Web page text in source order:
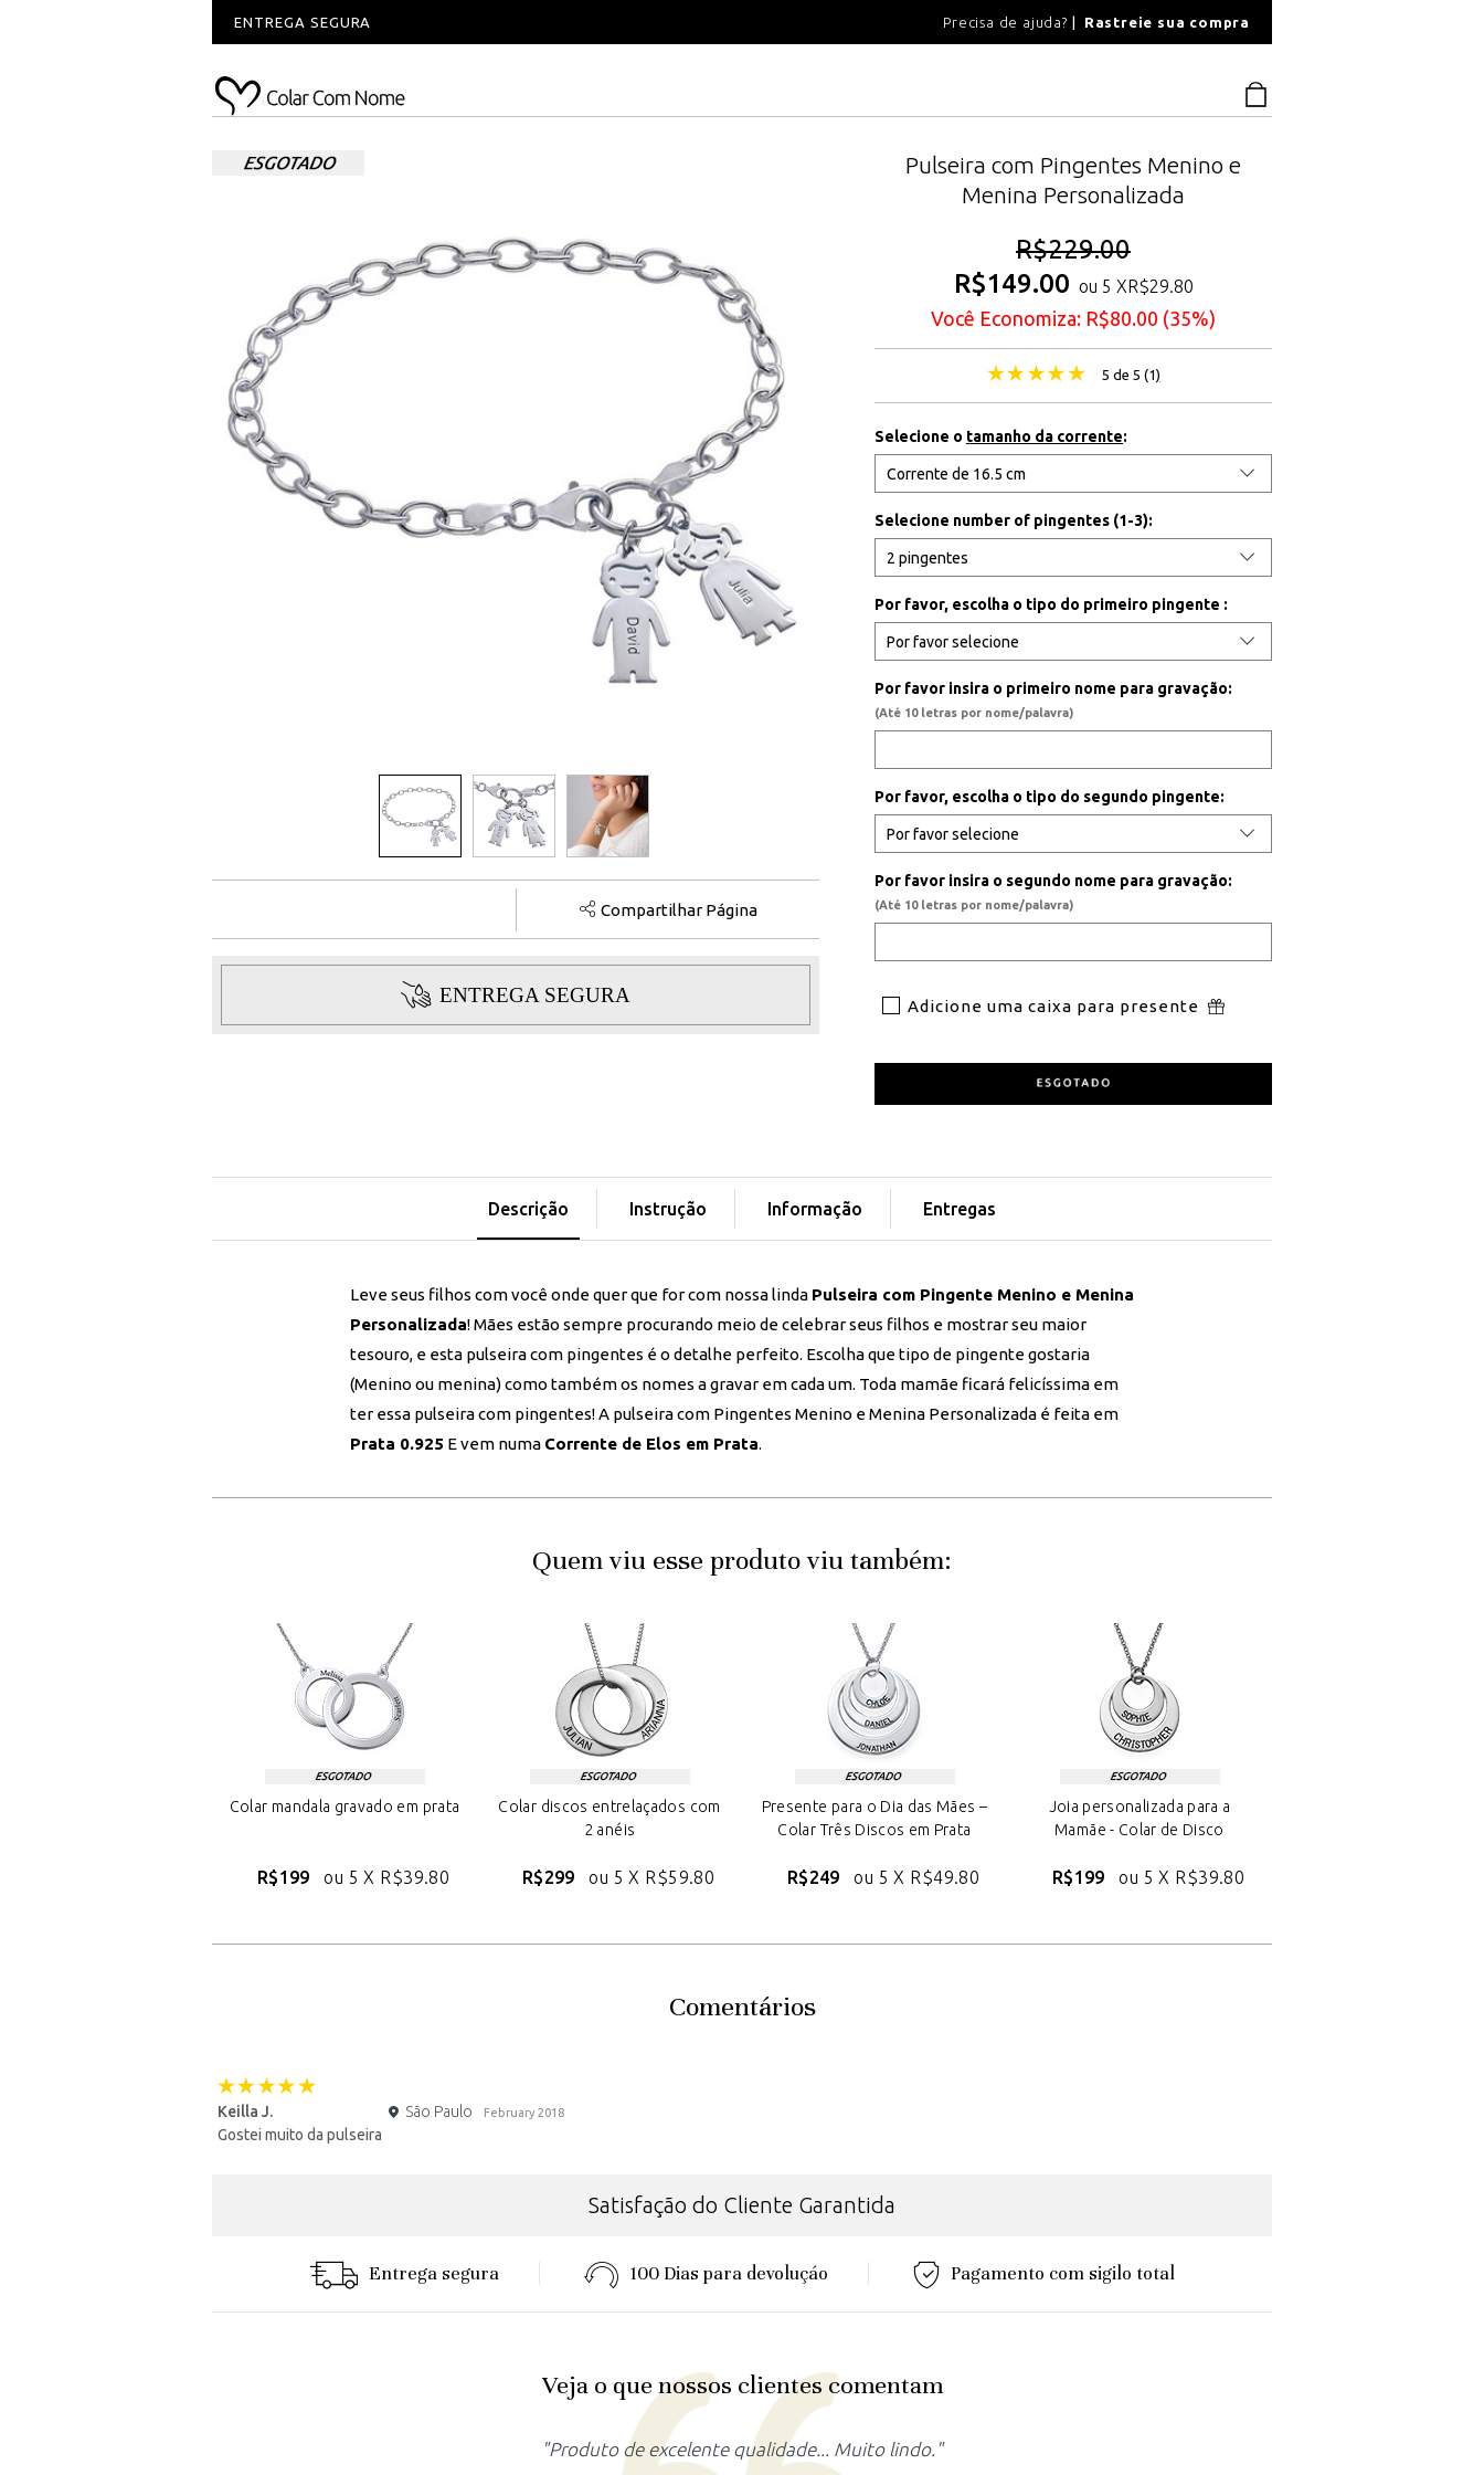
ENTREGA SEGURA 100 DIAS PARA DEVOLUÇÃOPrecisa de ajuda? Rastreie sua compra
Compartilhar Página
ENTREGA SEGURA
Pulseira com Pingentes Menino e
Menina Personalizada
R$229.00
R$149.00 ou 5 XR$29.80
Você Economiza: R$80.00 (35%)
5 de 5 (1)
Selecione o tamanho da corrente:
Selecione number of pingentes (1-3):
Por favor, escolha o tipo do primeiro pingente :
Por favor insira o primeiro nome para gravação:
(Até 10 letras por nome/palavra)
Por favor, escolha o tipo do segundo pingente:
Por favor insira o segundo nome para gravação:
(Até 10 letras por nome/palavra)
Adicione uma caixa para presente
Descrição Instrução Informação Entregas
Leve seus filhos com você onde quer que for com nossa linda Pulseira com Pingente Menino e Menina
Personalizada! Mães estão sempre procurando meio de celebrar seus filhos e mostrar seu maior
tesouro, e esta pulseira com pingentes é o detalhe perfeito. Escolha que tipo de pingente gostaria
(Menino ou menina) como também os nomes a gravar em cada um. Toda mamãe ficará felicíssima em
ter essa pulseira com pingentes!A pulseira com Pingentes Menino e Menina Personalizada é feita em
Prata 0.925 E vem numa Corrente de Elos em Prata.
Quem viu esse produto viu também:
Colar mandala gravado em prata
R$199 ou 5 X R$39.80
Colar discos entrelaçados com
2 anéis
R$299 ou 5 X R$59.80
Presente para o Dia das Mães –
Colar Três Discos em Prata
R$249 ou 5 X R$49.80
Joia personalizada para a
Mamãe - Colar de Disco
R$199 ou 5 X R$39.80
Comentários
Keilla J. São Paulo February 2018
Gostei muito da pulseira
Satisfação do Cliente Garantida
Entrega segura 100 Dias para devoluçáo Pagamento com sigilo total
Veja o que nossos clientes comentam
"Produto lindo, atendeu as minhas expectativas."